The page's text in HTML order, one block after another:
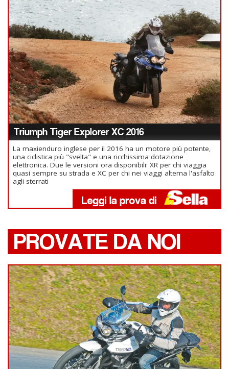
Triumph Tiger Explorer XC 2016
La maxienduro inglese per il 2016 ha un motore più potente,
una ciclistica più "svelta" e una ricchissima dotazione
elettronica. Due le versioni ora disponibili: XR per chi viaggia
quasi sempre su strada e XC per chi nei viaggi alterna l'asfalto
agli sterrati
PROVATE DA NOI